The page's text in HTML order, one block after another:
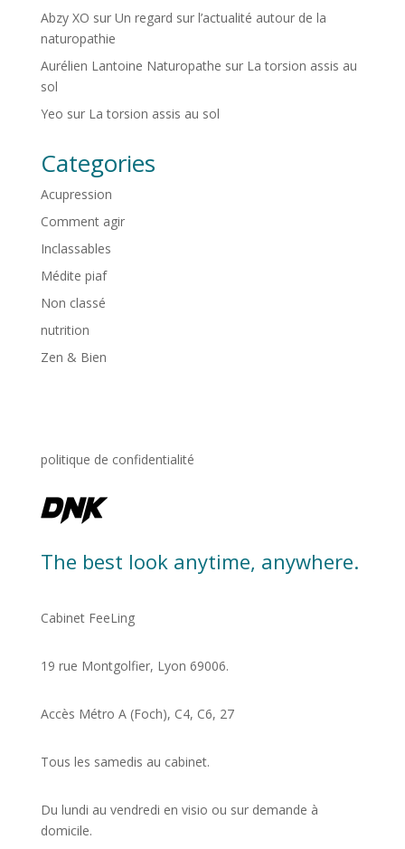
Abzy XO sur Un regard sur l’actualité autour de la
naturopathie
Aurélien Lantoine Naturopathe sur La torsion assis au
sol
Yeo sur La torsion assis au sol
Categories
Acupression
Comment agir
Inclassables
Médite piaf
Non classé
nutrition
Zen & Bien
politique de confidentialité
The best look anytime, anywhere.
Cabinet FeeLing
19 rue Montgolfier, Lyon 69006.
Accès Métro A (Foch), C4, C6, 27
Tous les samedis au cabinet.
Du lundi au vendredi en visio ou sur demande à
domicile.